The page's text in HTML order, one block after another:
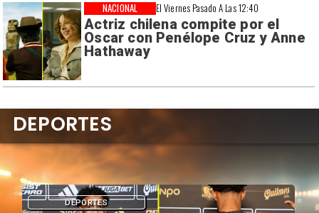
El Viernes Pasado A Las 12:40
Actriz chilena compite por el
Oscar con Penélope Cruz y Anne
Hathaway
NACIONAL
DEPORTES
DEPORTES